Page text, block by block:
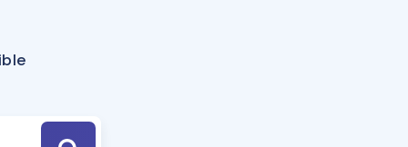
Hesaplama Aracı
için Öneriler
Tek Takvimde
Hoca ile seni sınava hazırlayacak onlarca eğitim seni bekliyor!